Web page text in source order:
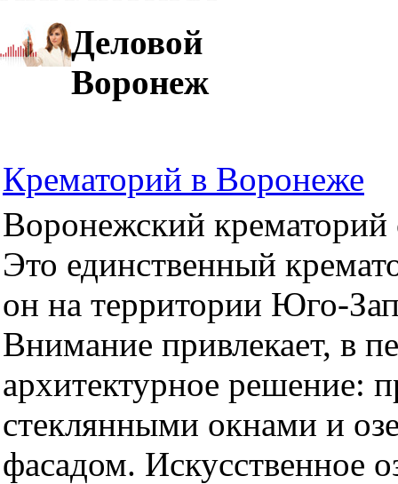
Деловой
Воронеж
Крематорий в Воронеже
Воронежский крематорий
Это единственный
он на территории Юго-
Внимание привлекает, в
архитектурное решение:
стеклянными окнами и
фасадом. Искусственное